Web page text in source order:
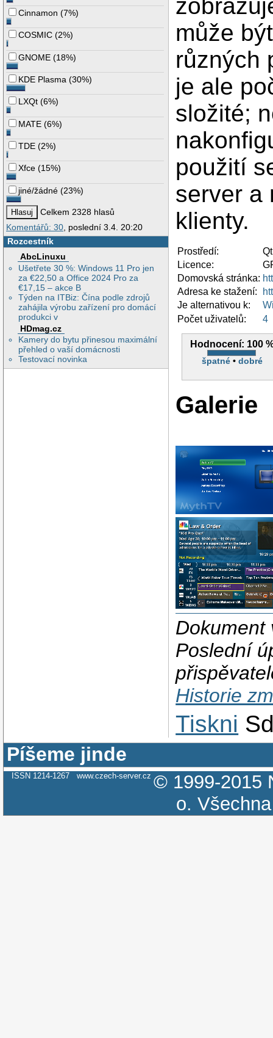
Cinnamon (7%)
COSMIC (2%)
GNOME (18%)
KDE Plasma (30%)
LXQt (6%)
MATE (6%)
TDE (2%)
Xfce (15%)
jiné/žádné (23%)
Celkem 2328 hlasů
Komentářů: 30, poslední 3.4. 20:20
Rozcestník
AbcLinuxu
Ušetřete 30 %: Windows 11 Pro jen
za €22,50 a Office 2024 Pro za
€17,15 – akce B
Týden na ITBiz: Čína podle zdrojů
zahájila výrobu zařízení pro domácí
produkci v
HDmag.cz
Kamery do bytu přinesou maximální
přehled o vaší domácnosti
Testovací novinka
může
různých
je ale
složité;
použití
server a
klienty.
Prostředí:
Licence:
Domovská stránka:
Adresa ke stažení:
Je alternativou k:
Počet uživatelů:
4
Hodnocení: 100
špatné •dobré
Galerie
Poslední
Historie
Tiskni
Píšeme jinde
ISSN 1214-1267 www.czech-server.cz © 1999-2015
o.